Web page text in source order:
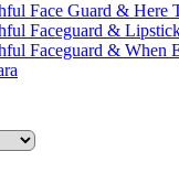
Face Guard & Here
Faceguard &
Faceguard & When